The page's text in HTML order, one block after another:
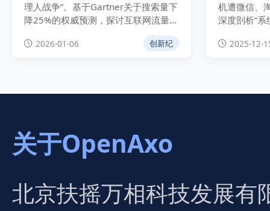
理人战争”。基于Gartner关于搜索量下
降25%的权威预测，探讨互联网流量分
发权如何从传统信息检索向AI智能体
（Agentic AI）任务执行发生根本性转
2026-01-06 创新纪
机遭微信、
深度剖析“系
阿里、华为
2025-12-
关于OpenAxo
北京扶摇万相科技发展有